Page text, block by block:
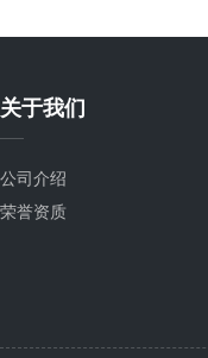
关于我们
公司介绍
荣誉资质